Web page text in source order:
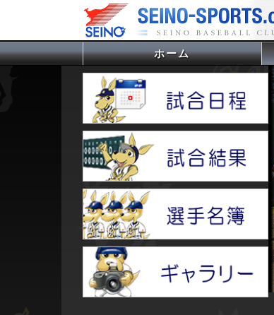
ホーム(current)